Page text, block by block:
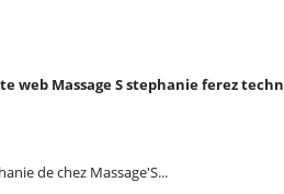
de chez Massage'S...